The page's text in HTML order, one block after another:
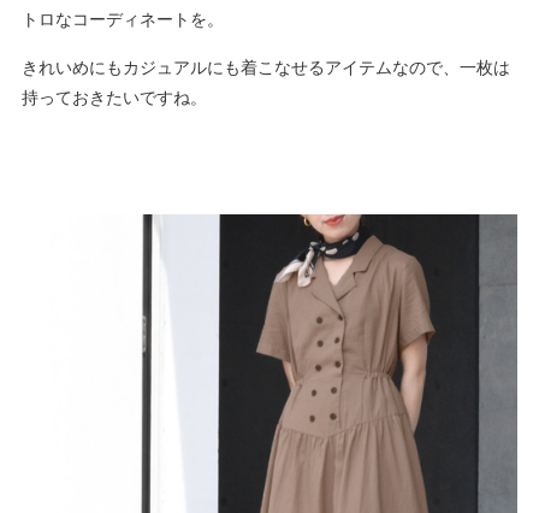
トロなコーディネートを。
きれいめにもカジュアルにも着こなせるアイテムなので、一枚は
持っておきたいですね。